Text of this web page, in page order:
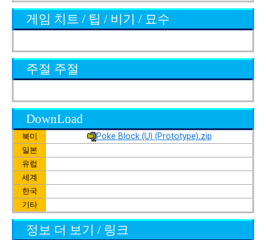
게임 치트 / 팁 / 비기 / 묘수
주절 주절
DownLoad
북미 Poke Block (U) (Prototype).zip
일본
유럽
세계
한국
기타
정보 더 보기 / 링크